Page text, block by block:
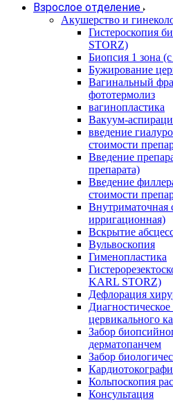
Взрослое отделение
Акушерство и
Гистероскопия
STORZ)
Биопсия 1 зона
Бужирование
Вагинальный
фототермолиз
вагинопластика
Вакуум-
введение
стоимости
Введение
препарата)
Введение
стоимости
Внутриматочная
ирригационная)
Вскрытие
Вульвоскопия
Гименопластика
KARL STORZ)
Дефлорация
цервикального
Забор
дерматопанчем
Забор
Кольпоскопия
Консультация